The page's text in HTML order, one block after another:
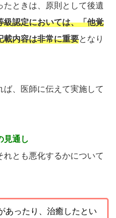
ときは、原則として後遺
級認定においては、「他覚
載内容は非常に重要となり
、医師に伝えて実施して
見通し
とも悪化するかについて
あったり、治癒したとい